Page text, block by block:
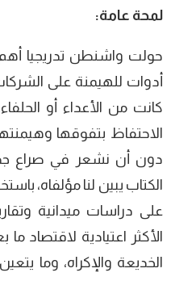
لمحة عامة:
حولت واشنطن تدريجيا أهم
أدوات للهيمنة على
كانت من الأعداء أو
الاحتفاظ بتفوقها
دون أن نشعر في صراع
الكتاب يبين لنا مؤلفاه،
على دراسات ميدانية
الأكثر اعتيادية لاقتصاد
الخديعة والإكراه، وما